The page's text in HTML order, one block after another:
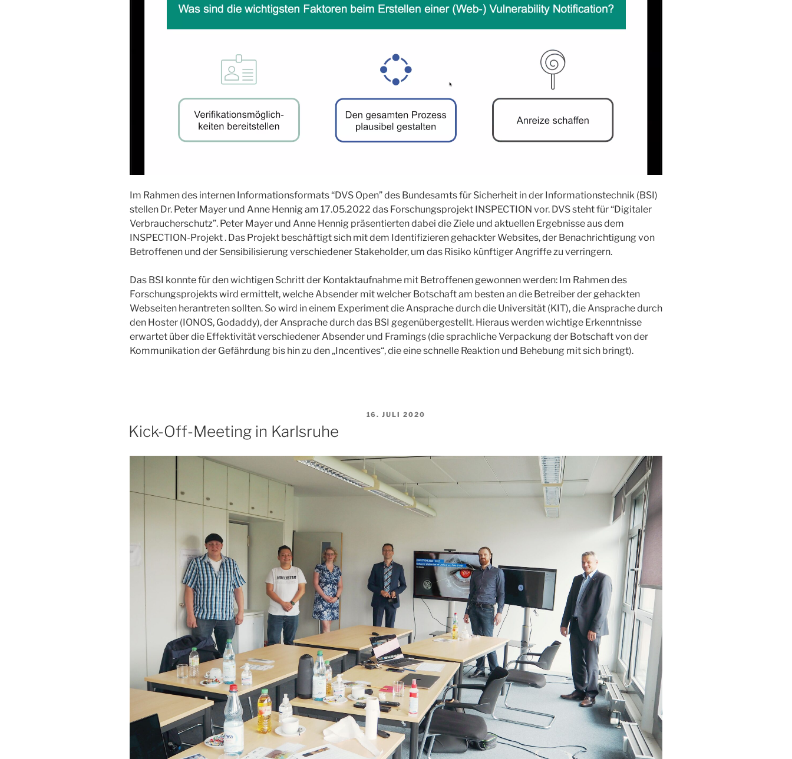
Im Rahmen des internen Informationsformats “DVS Open” des Bundesamts für Sicherheit in der Informationstechnik (BSI)
stellen Dr. Peter Mayer und Anne Hennig am 17.05.2022 das Forschungsprojekt INSPECTION vor. DVS steht für “Digitaler
Verbraucherschutz”. Peter Mayer und Anne Hennig präsentierten dabei die Ziele und aktuellen Ergebnisse aus dem
INSPECTION-Projekt . Das Projekt beschäftigt sich mit dem Identifizieren gehackter Websites, der Benachrichtigung von
Betroffenen und der Sensibilisierung verschiedener Stakeholder, um das Risiko künftiger Angriffe zu verringern.
Das BSI konnte für den wichtigen Schritt der Kontaktaufnahme mit Betroffenen gewonnen werden: Im Rahmen des
Forschungsprojekts wird ermittelt, welche Absender mit welcher Botschaft am besten an die Betreiber der gehackten
Webseiten herantreten sollten. So wird in einem Experiment die Ansprache durch die Universität (KIT), die Ansprache durch
den Hoster (IONOS, Godaddy), der Ansprache durch das BSI gegenübergestellt. Hieraus werden wichtige Erkenntnisse
erwartet über die Effektivität verschiedener Absender und Framings (die sprachliche Verpackung der Botschaft von der
Kommunikation der Gefährdung bis hin zu den „Incentives“, die eine schnelle Reaktion und Behebung mit sich bringt).
VERÖFFENTLICHT
16. JULI 2020
Kick-Off-Meeting in Karlsruhe